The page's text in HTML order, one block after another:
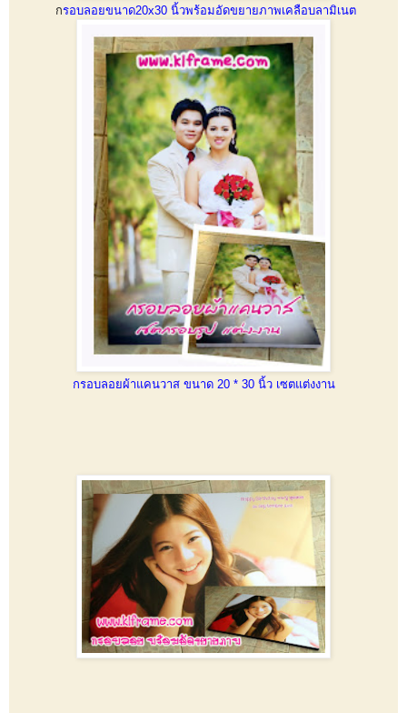
กรอบลอยขนาด20x30 นิ้วพร้อมอัดขยายภาพเคลือบลามิเนต
กรอบลอยผ้าแคนวาส ขนาด 20 * 30 นิ้ว เซตแต่งงาน